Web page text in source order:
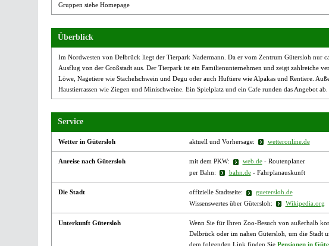
Gruppen siehe Homepage
Überblick
Im Nordwesten von Delbrück liegt der Tierpark Nadermann. Da er vom Zentrum Gütersloh nur
Ausflug von der Großstadt aus. Der Tierpark ist ein Familienunternehmen und zeigt zahlreiche
Löwe, Nagetiere wie Stachelschwein und Degu oder auch Huftiere wie Alpakas und Rentiere.
Haustierrassen wie Ziegen und Minischweine. Ein Spielplatz und ein Cafe runden das Angebot ab.
Service
Wetter in Gütersloh aktuell und Vorhersage: wetteronline.de
Anreise nach Gütersloh mit dem PKW: web.de- Routenplaner
per Bahn:
bahn.de- Fahrplanauskunft
Die Stadt offizielle Stadtseite:
guetersloh.de
Wissenswertes über Gütersloh:
Wikipedia.org
Unterkunft Gütersloh
Wenn Sie für Ihren Zoo-Besuch von außerhalb
Delbrück oder im nahen Gütersloh, um die Stadt
dem folgenden Link finden Sie Pensionen in